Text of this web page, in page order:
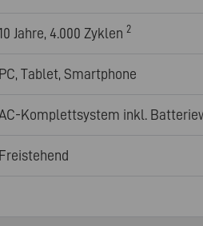
10 Jahre, 4.000 Zyklen 2
PC, Tablet, Smartphone
Komplettsystem inkl.
Freistehend